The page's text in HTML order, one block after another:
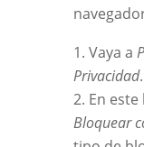
Vaya a
Privacidad.
En
Bloquear